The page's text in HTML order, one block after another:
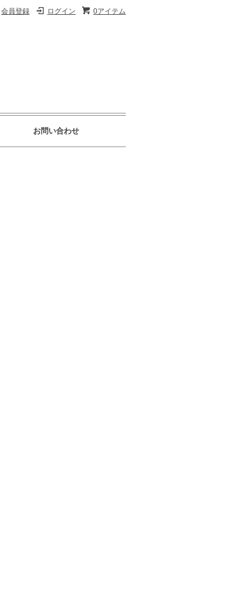
0アイテム
ログイン
会員登録
お問い合わせ